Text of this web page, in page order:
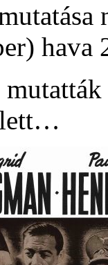
hava
lett…